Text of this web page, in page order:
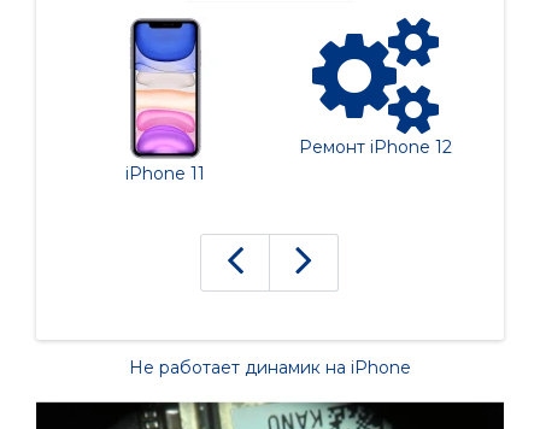
iPhone 11
Ремонт iPhone 12
Не работает динамик на iPhone